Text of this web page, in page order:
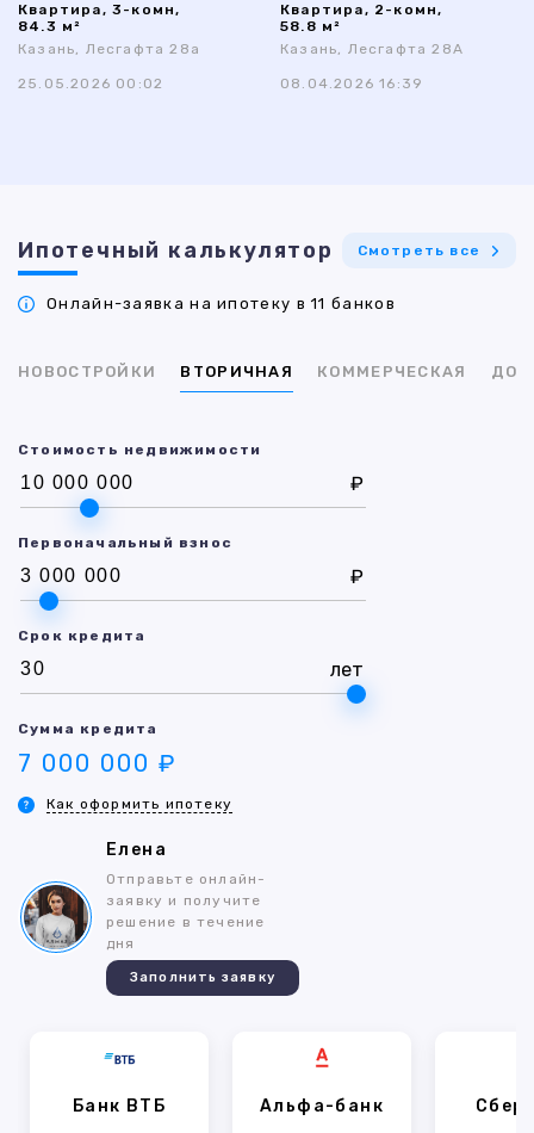
Квартира, 3-комн,
84.3 м²
Казань, Лесгафта 28а
25.05.2026 00:02
Квартира, 2-комн,
58.8 м²
Казань, Лесгафта 28А
08.04.2026 16:39
Ипотечный калькулятор Смотреть все
Онлайн-заявка на ипотеку в 11 банков
НОВОСТРОЙКИ ВТОРИЧНАЯ КОММЕРЧЕСКАЯ ДОМ
Стоимость недвижимости
₽
Первоначальный взнос
₽
Срок кредита
лет
Сумма кредита
7 000 000 ₽
Как оформить ипотеку
Елена
Отправьте онлайн-
заявку и получите
решение в течение
дня
Заполнить заявку
Банк ВТБ Альфа-банк